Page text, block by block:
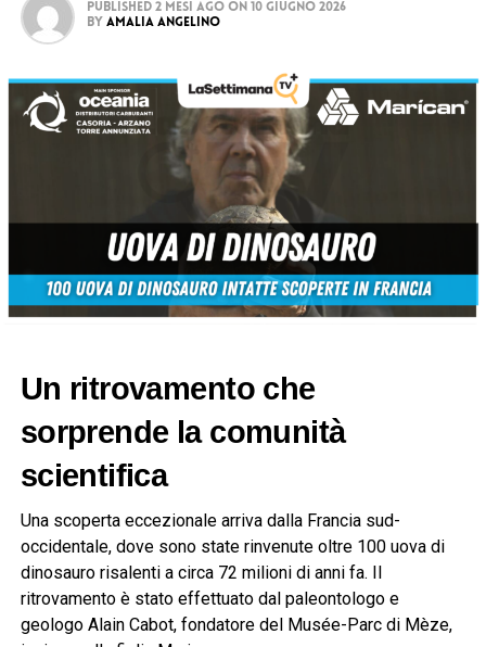
Published 2 mesi ago on 10 Giugno 2026
By Amalia Angelino
Un ritrovamento che
sorprende la comunità
scientifica
Una scoperta eccezionale arriva dalla Francia sud-
occidentale, dove sono state rinvenute oltre 100 uova di
dinosauro risalenti a circa 72 milioni di anni fa. Il
ritrovamento è stato effettuato dal paleontologo e
geologo Alain Cabot, fondatore del Musée-Parc di Mèze,